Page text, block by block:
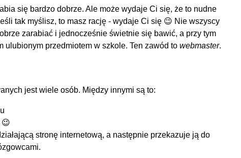
się bardzo dobrze. Ale może wydaje Ci się, że to nudne
tak myślisz, to masz rację - wydaje Ci się 😉 Nie wszyscy
zarabiać i jednocześnie świetnie się bawić, a przy tym
ulubionym przedmiotem w szkole. Ten zawód to webmaster.
jest wiele osób. Między innymi są to:
😉
stronę internetową, a następnie przekazuje ją do